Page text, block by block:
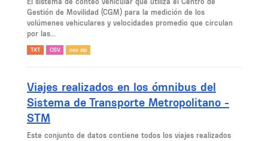
Gestión de Movilidad (CGM) para la medición de los
volúmenes vehiculares y velocidades promedio que circulan
por las...
TXT CSV csv zip
Viajes realizados en los ómnibus del
Sistema de Transporte Metropolitano -
STM
Este conjunto de datos contiene todos los viajes realizados